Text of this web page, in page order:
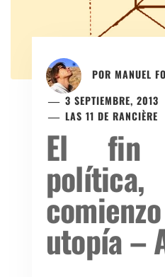
POR MANUEL
3 SEPTIEMBRE, 2013
LAS 11 DE RANCIÈRE
El
utopía –